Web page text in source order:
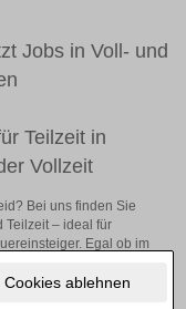
Cookies ablehnen
Jobs in Voll- und
Teilzeit in
Vollzeit
Bei uns finden Sie
Teilzeit – ideal für
Egal ob im
neue Chancen in Ihrer
Teilzeit-Stellen in